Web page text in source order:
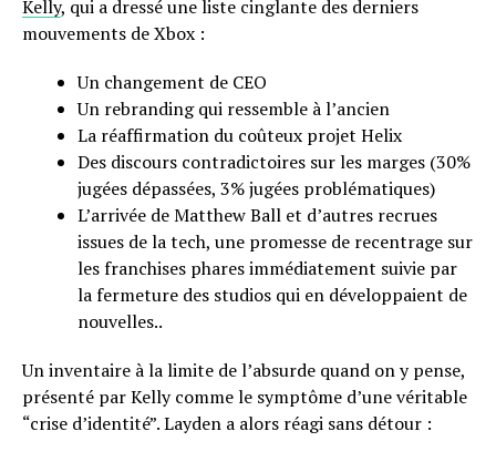
Kelly, qui a dressé une liste cinglante des derniers
mouvements de Xbox :
Un changement de CEO
Un rebranding qui ressemble à l’ancien
La réaffirmation du coûteux projet Helix
Des discours contradictoires sur les marges (30%
jugées dépassées, 3% jugées problématiques)
L’arrivée de Matthew Ball et d’autres recrues
issues de la tech, une promesse de recentrage sur
les franchises phares immédiatement suivie par
la fermeture des studios qui en développaient de
nouvelles..
Un inventaire à la limite de l’absurde quand on y pense,
présenté par Kelly comme le symptôme d’une véritable
“crise d’identité”. Layden a alors réagi sans détour :